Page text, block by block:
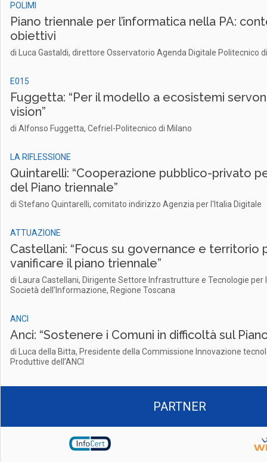
POLIMI
Piano triennale per l’informatica nella PA:
obiettivi
di Luca Gastaldi, direttore Osservatorio Agenda Digitale Politecnico
E015
Fuggetta: “Per il modello a ecosistemi
vision”
di Alfonso Fuggetta, Cefriel-Politecnico di Milano
LA RIFLESSIONE
Quintarelli: “Cooperazione pubblico-privato
del Piano triennale”
di Stefano Quintarelli, comitato indirizzo Agenzia per l'Italia Digitale
ATTUAZIONE
Castellani: “Focus su governance e territorio
vanificare il piano triennale”
di Laura Castellani, Dirigente Settore Infrastrutture e Tecnologie per
Società dell'Informazione, Regione Toscana
ANCI
Anci: “Sostenere i Comuni in difficoltà sul
di Luca della Bitta, Presidente della Commissione Innovazione
Produttive dell’ANCI
PARTNER